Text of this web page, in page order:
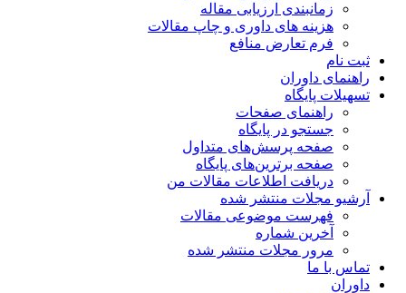
زمانبندی ارزیابی مقاله
هزینه های داوری و چاپ مقالات
فرم تعارض منافع
ثبت نام
راهنمای داوران
تسهیلات پایگاه
راهنمای صفحات
جستجو در پایگاه
صفحه پرسش‌های متداول
صفحه برترین‌های پایگاه
دریافت اطلاعات مقالات من
آرشیو مجلات منتشر شده
فهرست موضوعی مقالات
آخرین شماره
مرور مجلات منتشر شده
تماس با ما
داوران